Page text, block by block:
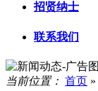
招贤纳士
联系我们
当前位置： 首页 »